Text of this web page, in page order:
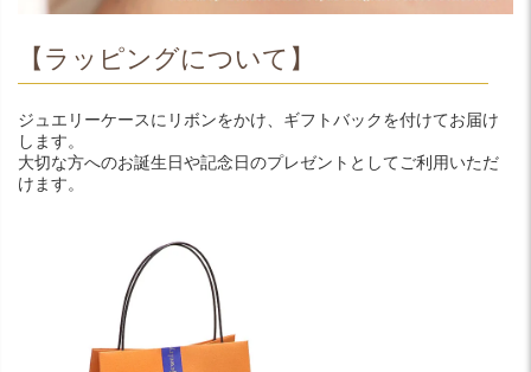
【ラッピングについて】
ジュエリーケースにリボンをかけ、ギフトバックを付けてお届け
します。
大切な方へのお誕生日や記念日のプレゼントとしてご利用いただ
けます。